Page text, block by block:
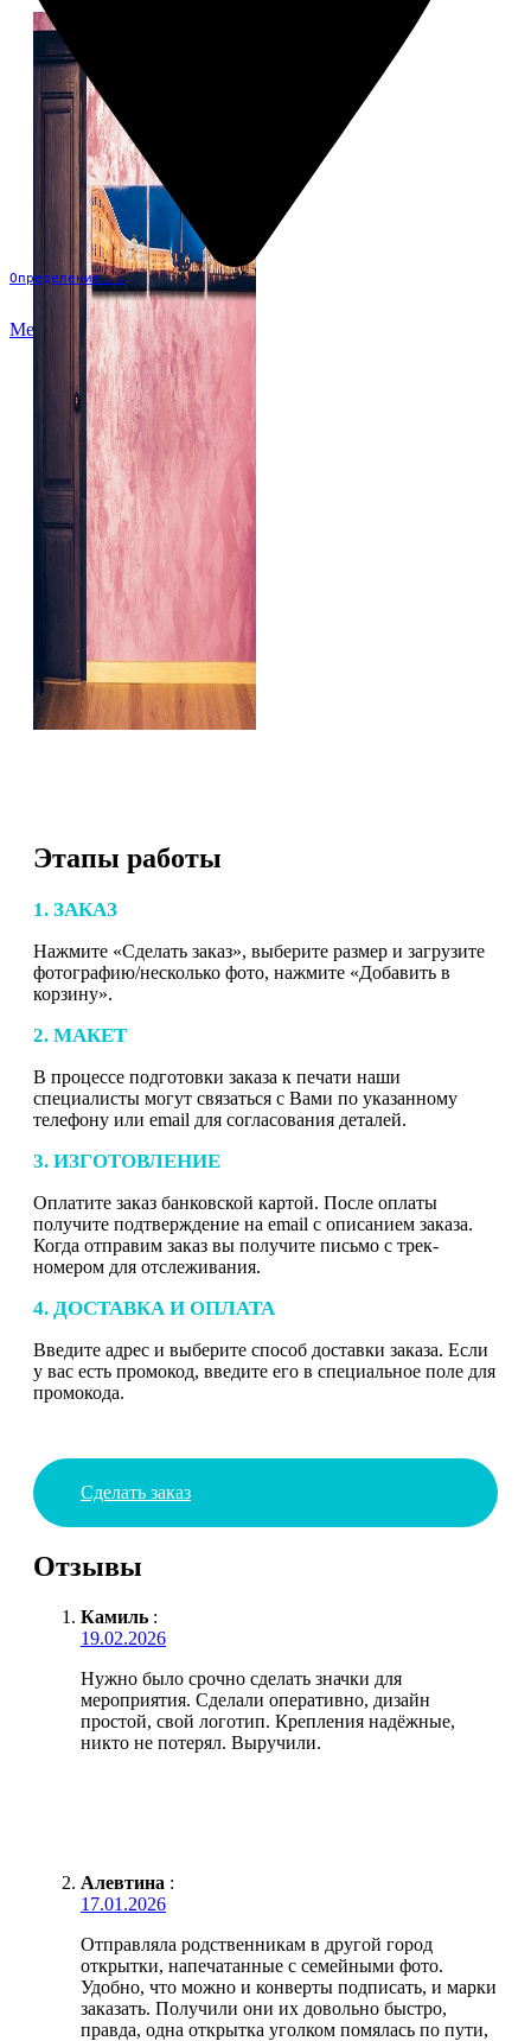
Определение...
Меню
Этапы работы
1. ЗАКАЗ
Нажмите «Сделать заказ», выберите размер и загрузите
фотографию/несколько фото, нажмите «Добавить в
корзину».
2. МАКЕТ
В процессе подготовки заказа к печати наши
специалисты могут связаться с Вами по указанному
телефону или email для согласования деталей.
3. ИЗГОТОВЛЕНИЕ
Оплатите заказ банковской картой. После оплаты
получите подтверждение на email с описанием заказа.
Когда отправим заказ вы получите письмо с трек-
номером для отслеживания.
4. ДОСТАВКА И ОПЛАТА
Введите адрес и выберите способ доставки заказа. Если
у вас есть промокод, введите его в специальное поле для
промокода.
Сделать заказ
Отзывы
Камиль :
19.02.2026
Нужно было срочно сделать значки для
мероприятия. Сделали оперативно, дизайн
простой, свой логотип. Крепления надёжные,
никто не потерял. Выручили.
Алевтина :
17.01.2026
Отправляла родственникам в другой город
открытки, напечатанные с семейными фото.
Удобно, что можно и конверты подписать, и марки
заказать. Получили они их довольно быстро,
правда, одна открытка уголком помялась по пути,